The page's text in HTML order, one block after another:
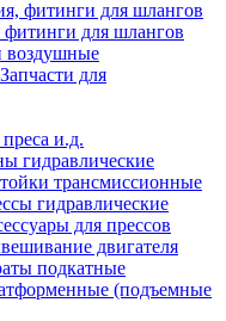
для шлангов
Запчасти для
и.д.
гидравлические
трансмиссионные
гидравлические
для прессов
двигателя
подкатные